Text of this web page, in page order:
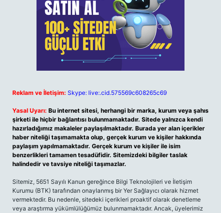
Reklam ve İletişim: Skype: live:.cid.575569c608265c69
Yasal Uyarı: Bu internet sitesi, herhangi bir marka, kurum veya şahıs
şirketi ile hiçbir bağlantısı bulunmamaktadır. Sitede yalnızca kendi
hazırladığımız makaleler paylaşılmaktadır. Burada yer alan içerikler
haber niteliği taşımamakta olup, gerçek kurum ve kişiler hakkında
paylaşım yapılmamaktadır. Gerçek kurum ve kişiler ile isim
benzerlikleri tamamen tesadüfidir. Sitemizdeki bilgiler taslak
halindedir ve tavsiye niteliği taşımazlar.
Sitemiz, 5651 Sayılı Kanun gereğince Bilgi Teknolojileri ve İletişim
Kurumu (BTK) tarafından onaylanmış bir Yer Sağlayıcı olarak hizmet
vermektedir. Bu nedenle, sitedeki içerikleri proaktif olarak denetleme
veya araştırma yükümlülüğümüz bulunmamaktadır. Ancak, üyelerimiz